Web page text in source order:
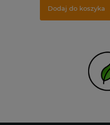
Dodaj do koszyka